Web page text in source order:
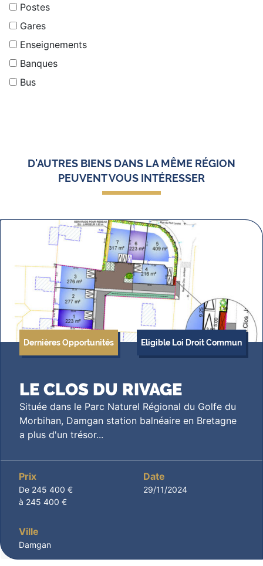
Postes
Gares
Enseignements
Banques
Bus
D'AUTRES BIENS DANS LA MÊME RÉGION
PEUVENT VOUS INTÉRESSER
Dernières Opportunités Eligible Loi Droit Commun
LE CLOS DU RIVAGE
Située dans le Parc Naturel Régional du Golfe du
Morbihan, Damgan station balnéaire en Bretagne
a plus d'un trésor...
Prix
De 245 400 €
à 245 400 €
Date
29/11/2024
Ville
Damgan